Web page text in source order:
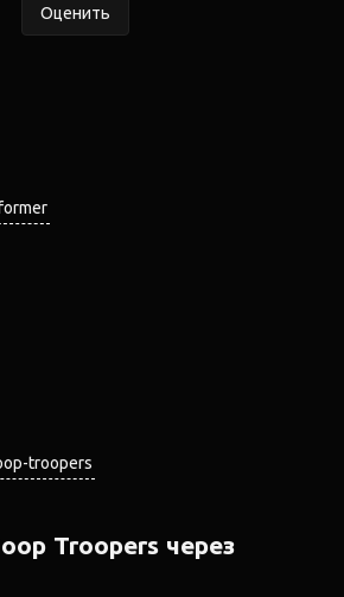
Оценить
troopers
Troopers через